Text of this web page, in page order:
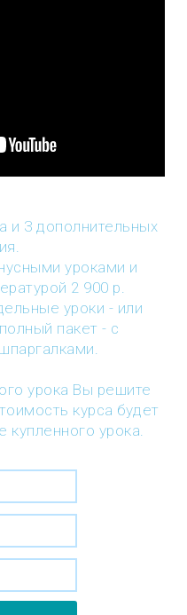
и 3 дополнительных
уроками и
2 900 р.
уроки - или
пакет - с
урока Вы решите
курса будет
урока.